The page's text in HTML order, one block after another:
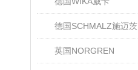
德国SCHMALZ施迈茨
英国NORGREN